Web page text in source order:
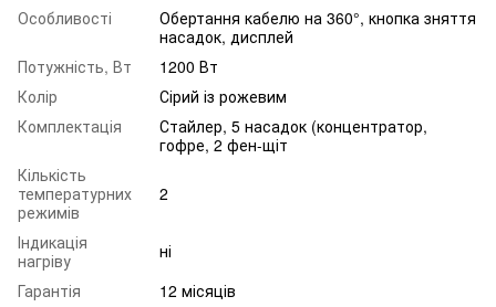
Особливості
Обертання кабелю на 360°, кнопка зняття
насадок, дисплей
Потужність, Вт
1200 Вт
Колір
Сірий із рожевим
Комплектація
Стайлер, 5 насадок (концентратор,
гофре, 2 фен-щіт
Кількість
температурних
режимів
2
Індикація
нагріву
ні
Гарантія
12 місяців